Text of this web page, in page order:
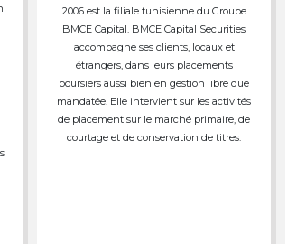
2006 est la filiale tunisienne du Groupe
BMCE Capital. BMCE Capital Securities
accompagne ses clients, locaux et
étrangers, dans leurs placements
boursiers aussi bien en gestion libre que
mandatée. Elle intervient sur les activités
de placement sur le marché primaire, de
courtage et de conservation de titres.